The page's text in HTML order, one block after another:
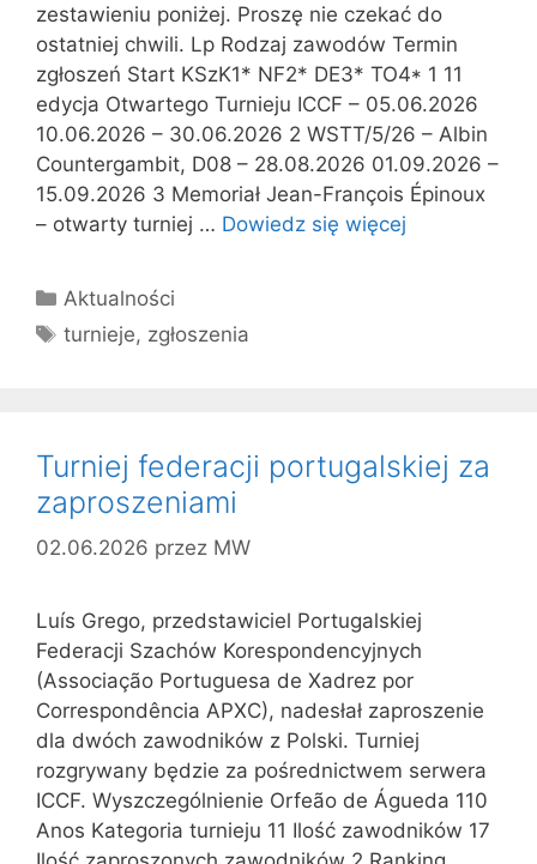
zestawieniu poniżej. Proszę nie czekać do
ostatniej chwili. Lp Rodzaj zawodów Termin
zgłoszeń Start KSzK1* NF2* DE3* TO4* 1 11
edycja Otwartego Turnieju ICCF – 05.06.2026
10.06.2026 – 30.06.2026 2 WSTT/5/26 – Albin
Countergambit, D08 – 28.08.2026 01.09.2026 –
15.09.2026 3 Memoriał Jean-François Épinoux
– otwarty turniej … Dowiedz się więcej
Kategorie
Aktualności
Tagi
turnieje, zgłoszenia
Turniej federacji portugalskiej za
zaproszeniami
02.06.2026 przez MW
Luís Grego, przedstawiciel Portugalskiej
Federacji Szachów Korespondencyjnych
(Associação Portuguesa de Xadrez por
Correspondência APXC), nadesłał zaproszenie
dla dwóch zawodników z Polski. Turniej
rozgrywany będzie za pośrednictwem serwera
ICCF. Wyszczególnienie Orfeão de Águeda 110
Anos Kategoria turnieju 11 Ilość zawodników 17